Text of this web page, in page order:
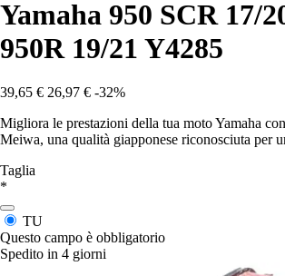
Yamaha 950 SCR 17/
950R 19/21 Y4285
39,65 € 26,97 € -32%
Migliora le prestazioni della tua moto Yamaha
Meiwa, una qualità giapponese riconosciuta per
Taglia
*
TU
Questo campo è obbligatorio
Spedito in 4 giorni